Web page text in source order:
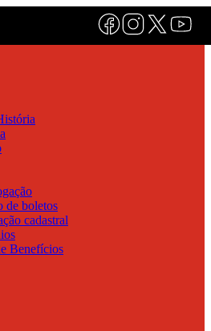
de boletos
cadastral
Benefícios